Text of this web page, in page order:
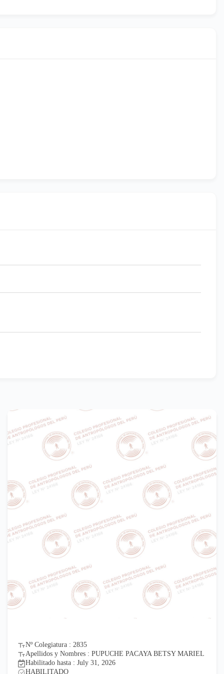
Nº Colegiatura : 2835
Apellidos y Nombres : PUPUCHE PACAYA BETSY MARIEL
Habilitado hasta : July 31, 2026
HABILITADO